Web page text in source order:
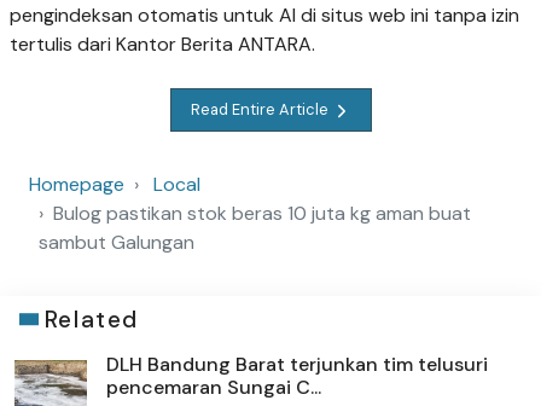
pengindeksan otomatis untuk AI di situs web ini tanpa izin
tertulis dari Kantor Berita ANTARA.
Read Entire Article
Homepage
Local
Bulog pastikan stok beras 10 juta kg aman buat
sambut Galungan
Related
DLH Bandung Barat terjunkan tim telusuri
pencemaran Sungai C...